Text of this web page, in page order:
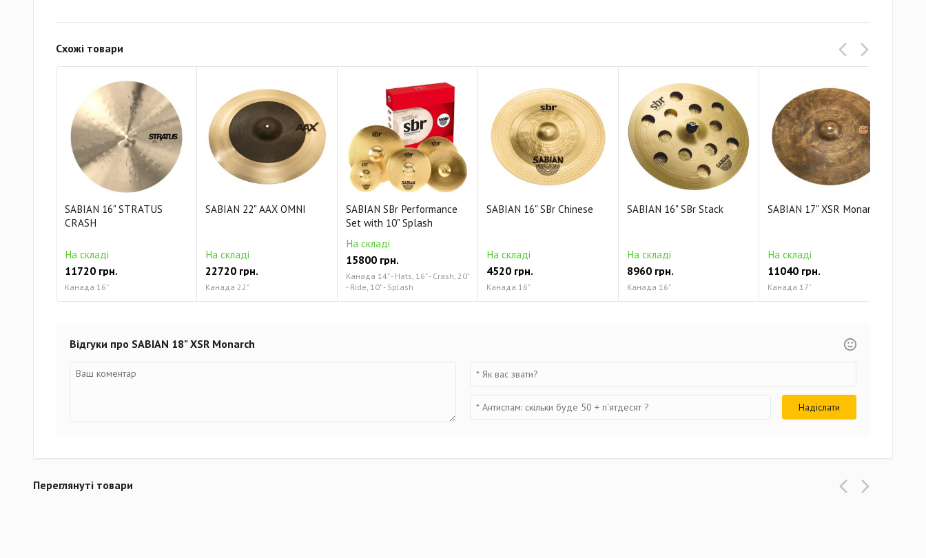
Звучание: яркое
Толщина: средне-тонкая
Код: XSR1880M
Схожі товари
SABIAN 16" STRATUS
CRASH
На складі
11720 грн.
Канада 16"
SABIAN 22" AAX OMNI
На складі
22720 грн.
Канада 22"
SABIAN SBr Performance
Set with 10" Splash
На складі
15800 грн.
Канада 14" - Hats, 16" - Crash, 20"
- Ride, 10" - Splash
SABIAN 16" SBr Chinese
На складі
4520 грн.
Канада 16"
SABIAN 16" SBr Stack
На складі
8960 грн.
Канада 16"
SABIAN 17" XSR Monarch
На складі
11040 грн.
Канада 17"
Відгуки про SABIAN 18" XSR Monarch
Переглянуті товари